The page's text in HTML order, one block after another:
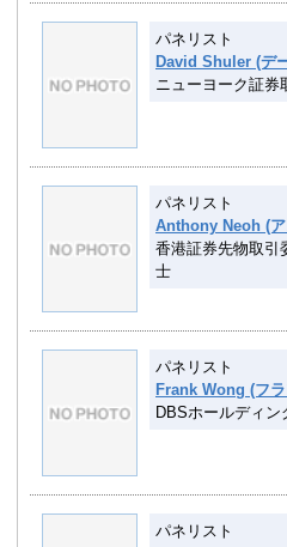
パネリスト
David Shuler (デ
ニューヨーク証券
パネリスト
Anthony Neoh (
香港証券先物取引
士
パネリスト
Frank Wong (フ
DBSホールディ
パネリスト